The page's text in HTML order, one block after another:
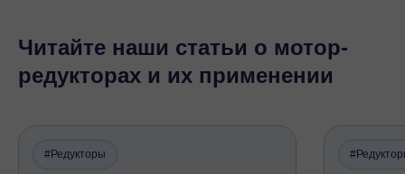
Читайте наши статьи о мотор-
редукторах и их применении
#Редукторы